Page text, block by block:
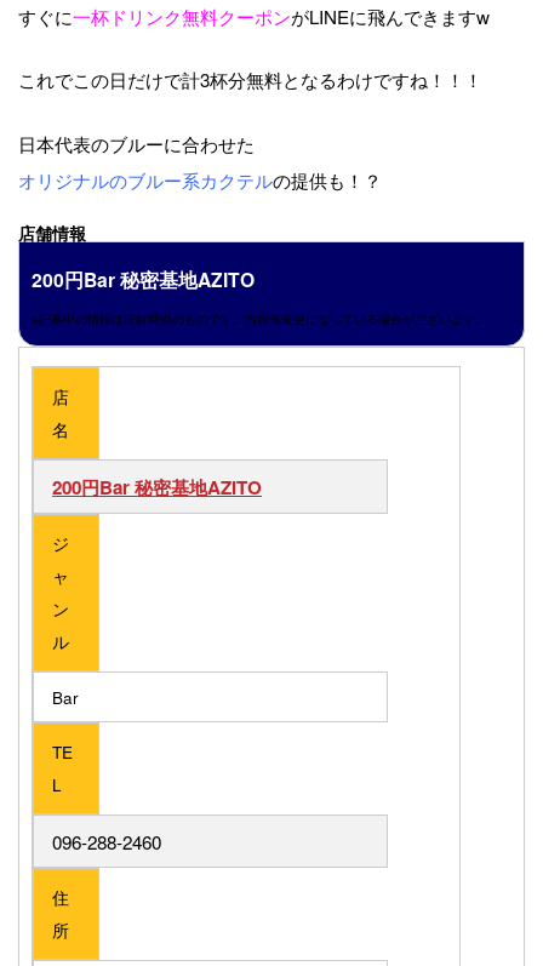
すぐに一杯ドリンク無料クーポンがLINEに飛んできますw
これでこの日だけで計3杯分無料となるわけですね！！！
日本代表のブルーに合わせた
オリジナルのブルー系カクテルの提供も！？
店舗情報
200円Bar 秘密基地AZITO
※記事中の情報は取材時点のものです。内容等変更になっている場合がございます。
店
名
200円Bar 秘密基地AZITO
ジ
ャ
ン
ル
Bar
TE
L
096-288-2460
住
所